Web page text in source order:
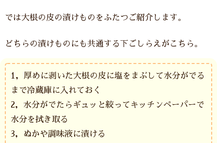
では大根の皮の漬けものをふたつご紹介します。
どちらの漬けものにも共通する下ごしらえがこちら。
1，厚めに剥いた大根の皮に塩をまぶして水分がでる
まで冷蔵庫に入れておく
2，水分がでたらギュッと絞ってキッチンペーパーで
水分を拭き取る
3，ぬかや調味液に漬ける